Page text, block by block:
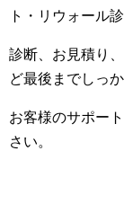
ト・リウォール
診断、お見積り
ど最後までしっ
お客様のサポー
さい。